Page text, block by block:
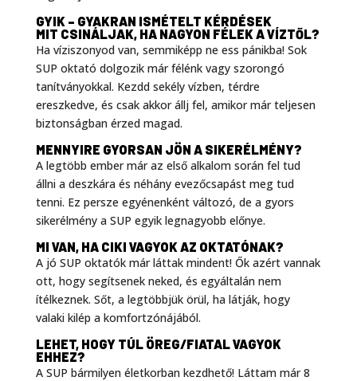
GYIK – GYAKRAN ISMÉTELT KÉRDÉSEK
MIT CSINÁLJAK, HA NAGYON FÉLEK A VÍZTŐL?
Ha víziszonyod van, semmiképp ne ess pánikba! Sok
SUP oktató dolgozik már félénk vagy szorongó
tanítványokkal. Kezdd sekély vízben, térdre
ereszkedve, és csak akkor állj fel, amikor már teljesen
biztonságban érzed magad.
MENNYIRE GYORSAN JÖN A SIKERÉLMÉNY?
A legtöbb ember már az első alkalom során fel tud
állni a deszkára és néhány evezőcsapást meg tud
tenni. Ez persze egyénenként változó, de a gyors
sikerélmény a SUP egyik legnagyobb előnye.
MI VAN, HA CIKI VAGYOK AZ OKTATÓNAK?
A jó SUP oktatók már láttak mindent! Ők azért vannak
ott, hogy segítsenek neked, és egyáltalán nem
ítélkeznek. Sőt, a legtöbbjük örül, ha látják, hogy
valaki kilép a komfortzónájából.
LEHET, HOGY TÚL ÖREG/FIATAL VAGYOK
EHHEZ?
A SUP bármilyen életkorban kezdhető! Láttam már 8